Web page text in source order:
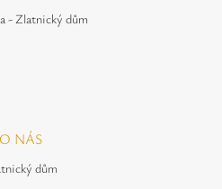
- Zlatnický dům
O NÁS
dům